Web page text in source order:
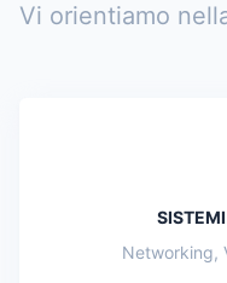
Vi orientiamo
Networking,